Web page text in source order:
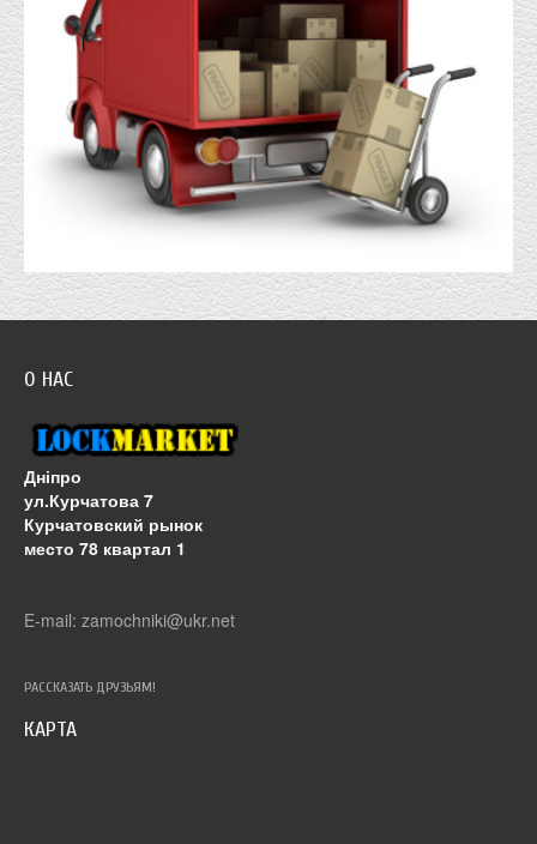
О НАС
Дніпро
ул.Курчатова 7
Курчатовский рынок
место 78 квартал 1
E-mail: zamochniki@ukr.net
РАССКАЗАТЬ ДРУЗЬЯМ!
КАРТА